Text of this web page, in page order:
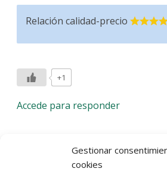
Gestionar
cookies
Relación calidad-precio
+1
Accede para responder
Deja una respuesta